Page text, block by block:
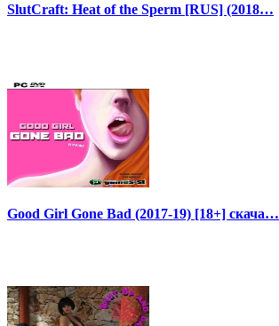
SlutCraft: Heat of the Sperm [RUS] (2018…
Good Girl Gone Bad (2017-19) [18+] скача…